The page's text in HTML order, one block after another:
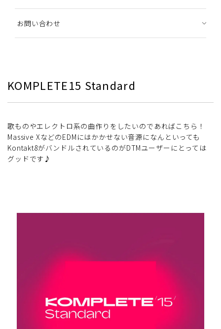
お問い合わせ
KOMPLETE15 Standard
歌ものやエレクトロ系の曲作りをしたいのであればこちら！
Massive XなどのEDMにはかかせない音源になんといっても
Kontakt8がバンドルされているのがDTMユーザーにとっては
グッドです♪